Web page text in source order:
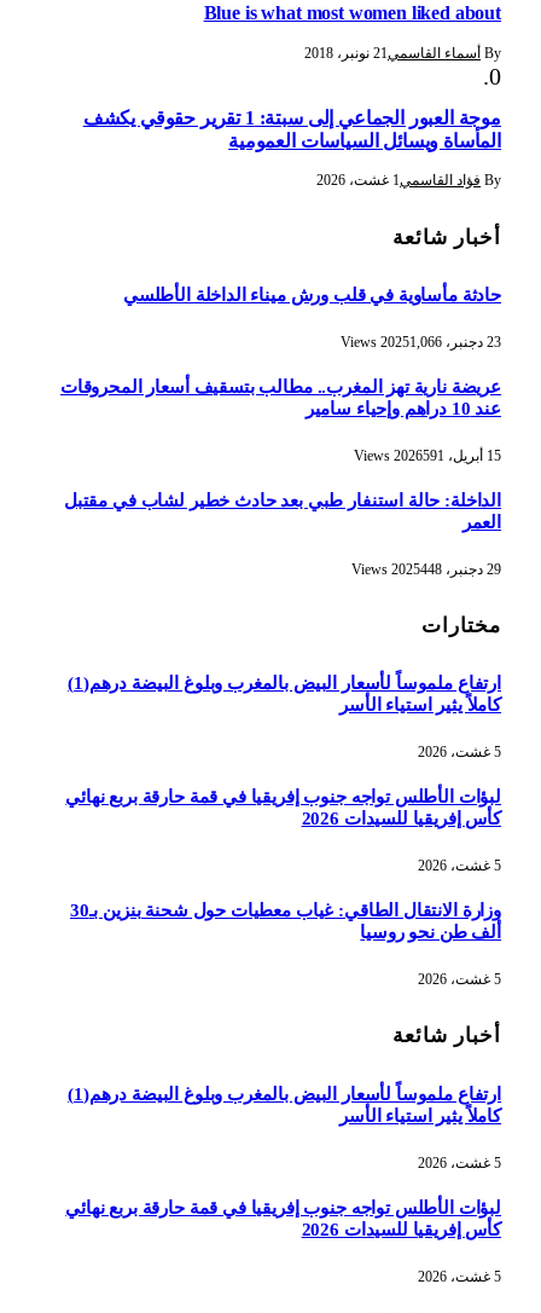
Blue is what most women liked about
By أسماء القاسمي21 نونبر، 2018
موجة العبور الجماعي إلى سبتة: 1 تقرير حقوقي يكشف
المأساة ويسائل السياسات العمومية
By فؤاد القاسمي1 غشت، 2026
أخبار شائعة
حادثة مأساوية في قلب ورش ميناء الداخلة الأطلسي
23 دجنبر، 2025 1,066
Views
عريضة نارية تهز المغرب.. مطالب بتسقيف أسعار المحروقات
عند 10 دراهم وإحياء سامير
15 أبريل، 2026 591
Views
الداخلة: حالة استنفار طبي بعد حادث خطير لشاب في مقتبل
العمر
29 دجنبر، 2025 448
Views
مختارات
ارتفاع ملموساً لأسعار البيض بالمغرب وبلوغ البيضة درهم(1)
كاملاً يثير استياء الأسر
5 غشت، 2026
لبؤات الأطلس تواجه جنوب إفريقيا في قمة حارقة بربع نهائي
كأس إفريقيا للسيدات 2026
5 غشت، 2026
وزارة الانتقال الطاقي: غياب معطيات حول شحنة بنزين بـ30
ألف طن نحو روسيا
5 غشت، 2026
أخبار شائعة
ارتفاع ملموساً لأسعار البيض بالمغرب وبلوغ البيضة درهم(1)
كاملاً يثير استياء الأسر
5 غشت، 2026
لبؤات الأطلس تواجه جنوب إفريقيا في قمة حارقة بربع نهائي
كأس إفريقيا للسيدات 2026
5 غشت، 2026